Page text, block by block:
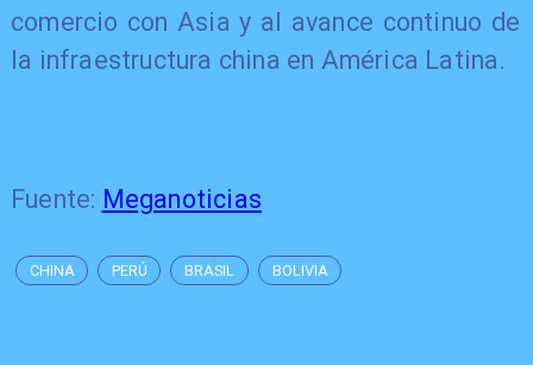
comercio con Asia y al avance continuo de
la infraestructura china en América Latina.
Fuente: Meganoticias
CHINA PERÚ BRASIL BOLIVIA